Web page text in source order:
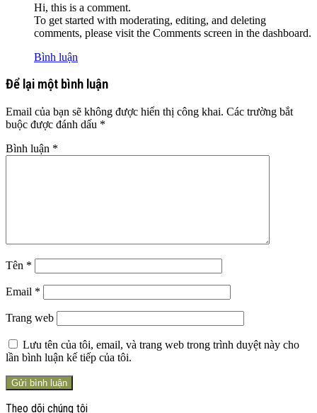
Hi, this is a comment.
To get started with moderating, editing, and deleting
comments, please visit the Comments screen in the dashboard.
Bình luận
Để lại một bình luận
Email của bạn sẽ không được hiển thị công khai. Các trường bắt
buộc được đánh dấu *
Bình luận *
Tên *
Email *
Trang web
Lưu tên của tôi, email, và trang web trong trình duyệt này cho
lần bình luận kế tiếp của tôi.
Theo dõi chúng tôi